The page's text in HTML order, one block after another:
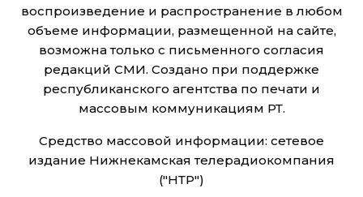
воспроизведение и распространение в любом
объеме информации, размещенной на сайте,
возможна только с письменного согласия
редакций СМИ. Создано при поддержке
республиканского агентства по печати и
массовым коммуникациям РТ.
Средство массовой информации: сетевое
издание Нижнекамская телерадиокомпания
("НТР")